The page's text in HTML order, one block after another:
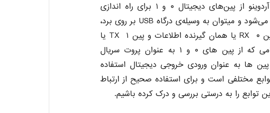
UART یا USART گفته می‌شود. در آردوینو از پین‌های دیجیتال ۰ و ۱ برای راه اندازی
پورت سریال یا ارتباط UART استفاده می‌شود و میتوان به وسیله‌ی درگاه USB بر روی برد،
آردوینو را به کامپیوتر متصل نمود. پین ۰ RX یا همان گیرنده اطلاعات و پین ۱ TX یا
همان فرستنده اطلاعات است. هنگامی که از پین های ۰ و ۱ به عنوان پروت سریال
ها به عنوان ورودی خروجی دیجیتال استفاده
مختلفی است و برای استفاده صحیح از ارتباط